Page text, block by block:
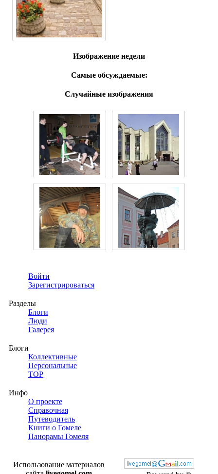
Изображение недели
Самые обсуждаемые:
Случайные изображения
Войти
Зарегистрироваться
Разделы
Блоги
Люди
Галерея
Блоги
Коллективные
Персональные
TOP
Инфо
О проекте
Справочная
Путеводитель
Книги о Гомеле
Панорамы Гомеля
Использование материалов